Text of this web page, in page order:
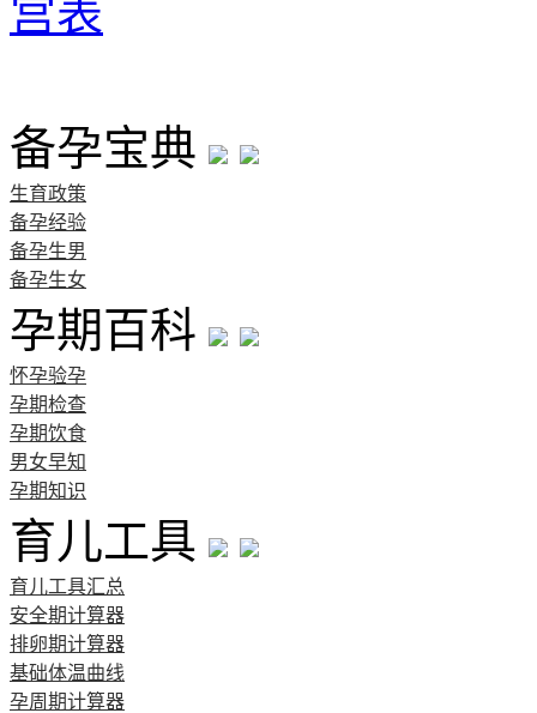
备孕宝典
生育政策
备孕经验
备孕生男
备孕生女
孕期百科
怀孕验孕
孕期检查
孕期饮食
男女早知
孕期知识
育儿工具
育儿工具汇总
安全期计算器
排卵期计算器
基础体温曲线
孕周期计算器